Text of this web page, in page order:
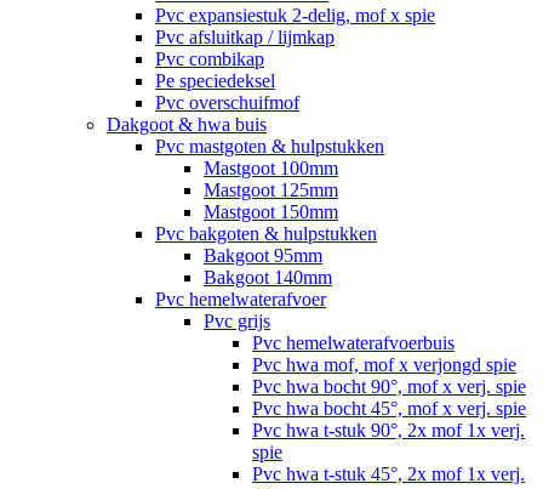
Pvc expansiestuk 2-delig, mof x spie
Pvc afsluitkap / lijmkap
Pvc combikap
Pe speciedeksel
Pvc overschuifmof
Dakgoot & hwa buis
Pvc mastgoten & hulpstukken
Mastgoot 100mm
Mastgoot 125mm
Mastgoot 150mm
Pvc bakgoten & hulpstukken
Bakgoot 95mm
Bakgoot 140mm
Pvc hemelwaterafvoer
Pvc grijs
Pvc hemelwaterafvoerbuis
Pvc hwa mof, mof x verjongd spie
Pvc hwa bocht 90°, mof x verj. spie
Pvc hwa bocht 45°, mof x verj. spie
Pvc hwa t-stuk 90°, 2x mof 1x verj.
spie
Pvc hwa t-stuk 45°, 2x mof 1x verj.